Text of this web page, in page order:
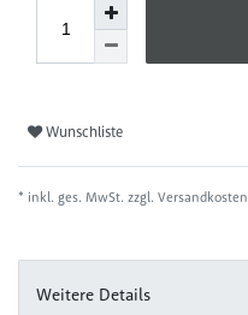
Wunschliste
* inkl. ges. MwSt. zzgl. Versandkosten
Weitere Details